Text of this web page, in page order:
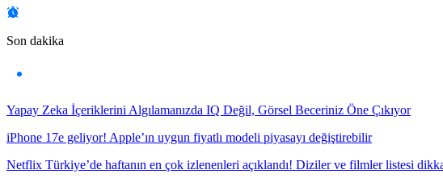
Son dakika
Yapay Zeka İçeriklerini Algılamanızda IQ Değil, Görsel Beceriniz Öne Çıkıyor
iPhone 17e geliyor! Apple’ın uygun fiyatlı modeli piyasayı değiştirebilir
Netflix Türkiye’de haftanın en çok izlenenleri açıklandı! Diziler ve filmler listesi